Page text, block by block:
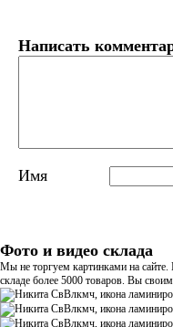
Написать
Имя
Фото и видео склада
Мы не торгуем картинками на
складе более 5000 товаров. Вы